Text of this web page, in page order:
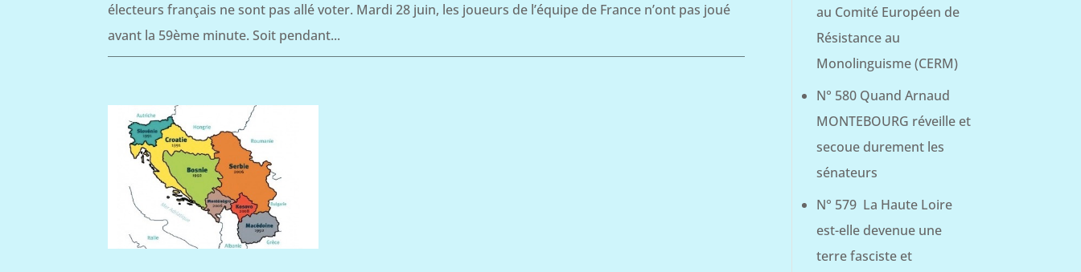
électeurs français ne sont pas allé voter. Mardi 28 juin, les joueurs de l’équipe de France n’ont pas joué
avant la 59ème minute. Soit pendant...
au Comité Européen de
Résistance au
Monolinguisme (CERM)
N° 580 Quand Arnaud
MONTEBOURG réveille et
secoue durement les
sénateurs
N° 579 La Haute Loire
est-elle devenue une
terre fasciste et